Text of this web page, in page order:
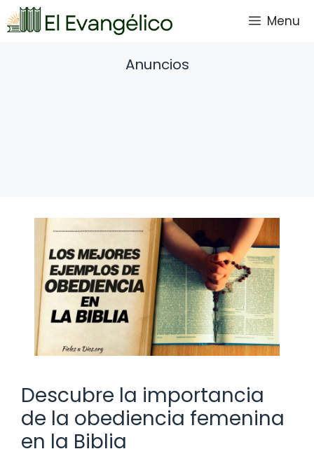
Saltar
al
Menu
Anuncios
Descubre la importancia
de la obediencia femenina
en la Biblia